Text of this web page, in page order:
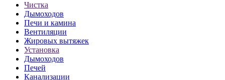
Чистка
Дымоходов
Печи и камина
Вентиляции
Жировых вытяжек
Установка
Дымоходов
Печей
Канализации